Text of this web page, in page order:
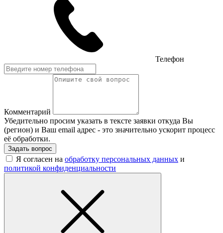
Телефон
Комментарий
Убедительно просим указать в тексте заявки откуда Вы
(регион) и Ваш email адрес - это значительно ускорит процесс
её обработки.
Задать вопрос
Я согласен на обработку персональных данных и
политикой конфиденциальности